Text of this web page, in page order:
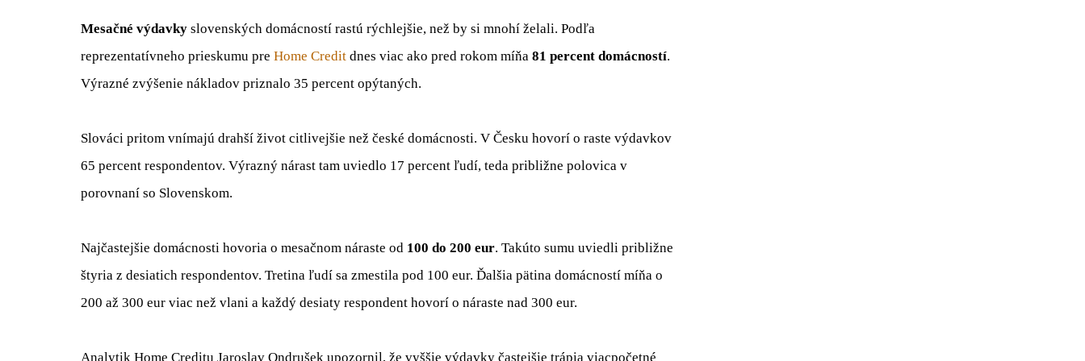
Mesačné výdavky slovenských domácností rastú rýchlejšie, než by si mnohí želali. Podľa
reprezentatívneho prieskumu pre Home Credit dnes viac ako pred rokom míňa 81 percent domácností.
Výrazné zvýšenie nákladov priznalo 35 percent opýtaných.
Slováci pritom vnímajú drahší život citlivejšie než české domácnosti. V Česku hovorí o raste výdavkov
65 percent respondentov. Výrazný nárast tam uviedlo 17 percent ľudí, teda približne polovica v
porovnaní so Slovenskom.
Najčastejšie domácnosti hovoria o mesačnom náraste od 100 do 200 eur. Takúto sumu uviedli približne
štyria z desiatich respondentov. Tretina ľudí sa zmestila pod 100 eur. Ďalšia pätina domácností míňa o
200 až 300 eur viac než vlani a každý desiaty respondent hovorí o náraste nad 300 eur.
Analytik Home Creditu Jaroslav Ondrušek upozornil, že vyššie výdavky častejšie trápia viacpočetné